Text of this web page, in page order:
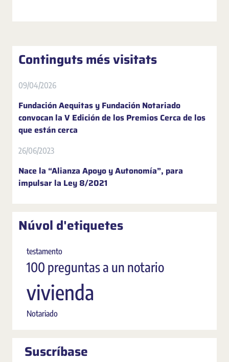
Continguts més visitats
09/04/2026
Fundación Aequitas y Fundación Notariado
convocan la V Edición de los Premios Cerca de los
que están cerca
26/06/2023
Nace la “Alianza Apoyo y Autonomía”, para
impulsar la Ley 8/2021
Núvol d'etiquetes
testamento
100 preguntas a un notario
vivienda
Notariado
Suscríbase